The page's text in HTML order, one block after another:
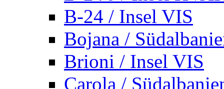
B-24 / Insel VIS
Bojana /
Brioni / Insel VIS
Carola /